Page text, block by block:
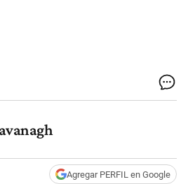
Agregar PERFIL en Google